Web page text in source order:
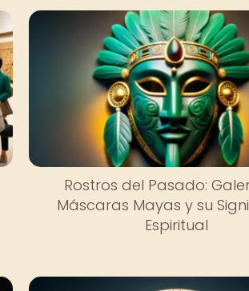
Rostros del Pasado:
Máscaras Mayas y su
Espiritual